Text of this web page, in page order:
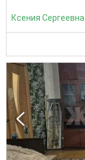
Ксения Сергеевна